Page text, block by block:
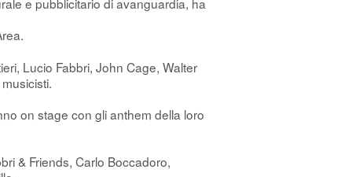
Lucio Fabbri, John Cage, Walter
on stage con gli anthem della loro
& Friends, Carlo Boccadoro,